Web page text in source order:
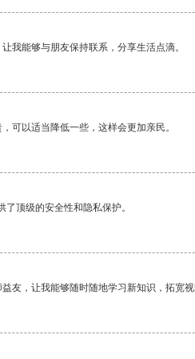
我能够与朋友保持联系，分享生活点滴。
可以适当降低一些，这样会更加亲民。
顶级的安全性和隐私保护。
友，让我能够随时随地学习新知识，拓宽